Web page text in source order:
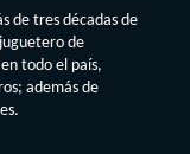
de tres décadas de
de
todo el país,
además de